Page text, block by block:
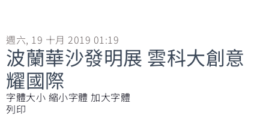
週六, 19 十月 2019 01:19
波蘭華沙發明展 雲科大創意
耀國際
字體大小 縮小字體 加大字體
列印